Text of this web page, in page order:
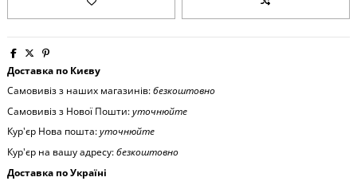
Доставка по Києву
Самовивіз з наших магазинів:безкоштовно
Самовивіз з Нової Пошти:уточнюйте
Кур'єр Нова пошта:уточнюйте
Кур'єр на вашу адресу:безкоштовно
Доставка по Україні